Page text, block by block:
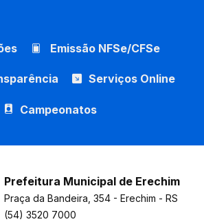
Emissão NFSe/CFSe
Serviços Online
Campeonatos
Prefeitura Municipal de Erechim
Praça da Bandeira, 354 - Erechim - RS
(54) 3520 7000